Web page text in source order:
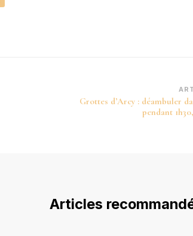
Grottes d’Arcy : déambuler
pendant
Articles